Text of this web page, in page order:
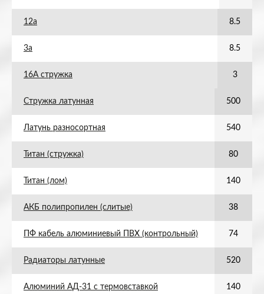
12а 8.5
3а 8.5
16А стружка 3
Стружка латунная 500
Латунь разносортная 540
Титан (стружка) 80
Титан (лом) 140
АКБ полипропилен (слитые) 38
ПФ кабель алюминиевый ПВХ (контрольный) 74
Радиаторы латунные 520
Алюминий АД-31 с термовставкой 140